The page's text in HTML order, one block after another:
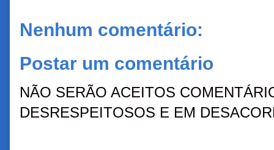
Nenhum comentário:
Postar um comentário
NÃO SERÃO ACEITOS
DESRESPEITOSOS E EM